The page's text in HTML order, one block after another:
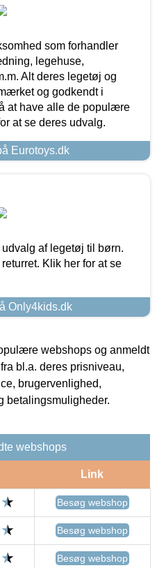
som forhandler
legehuse,
Alt deres legetøj og
og godkendt i
at have alle de populære
at se deres udvalg.
Eurotoys.dk
af legetøj til børn.
Klik her for at se
Only4kids.dk
webshops og anmeldt
bl.a. deres prisniveau,
brugervenlighed,
betalingsmuligheder.
webshops
Link
Besøg webshop
Besøg webshop
Besøg webshop